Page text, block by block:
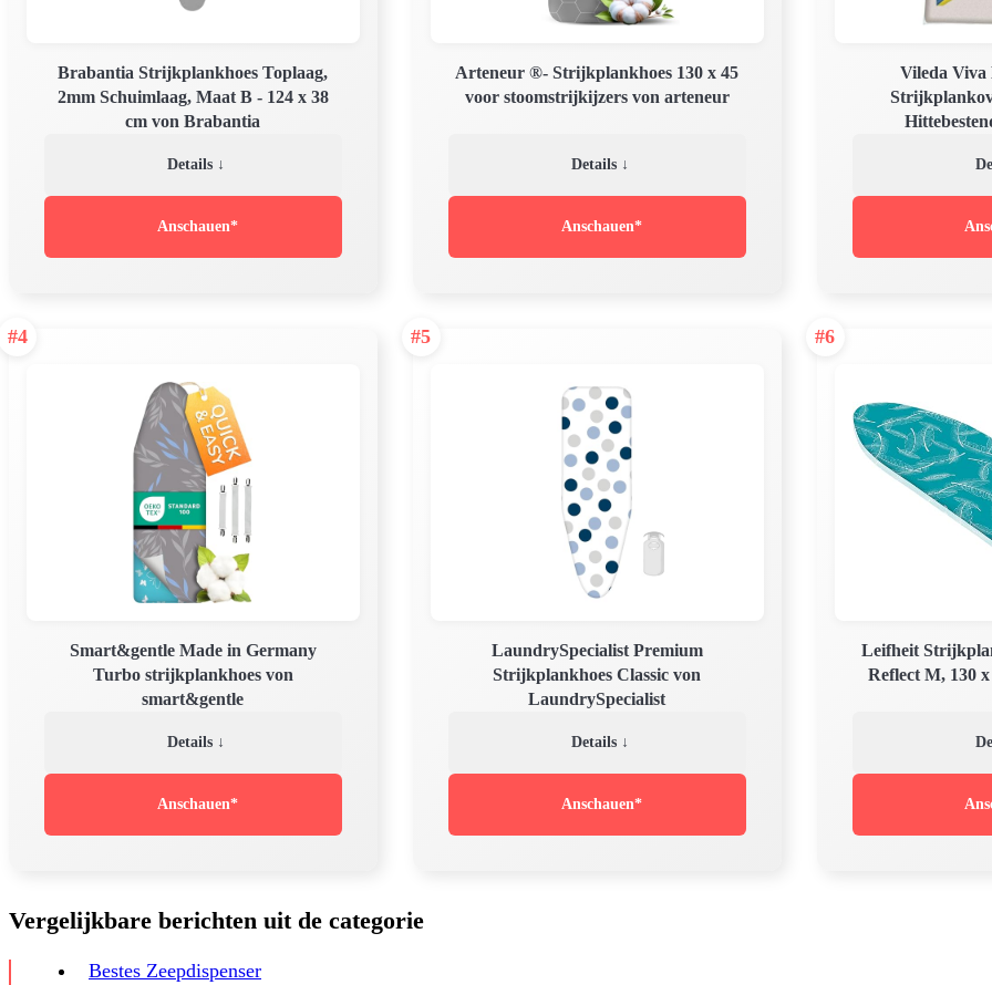
Brabantia Strijkplankhoes Toplaag,
2mm Schuimlaag, Maat B - 124 x 38
cm von Brabantia
Details ↓
Anschauen*
Arteneur ®- Strijkplankhoes 130 x 45
voor stoomstrijkijzers von arteneur
Details ↓
Anschauen*
Vileda Viva
#4
Smart&gentle Made in Germany
Turbo strijkplankhoes von
smart&gentle
Details ↓
Anschauen*
#5
LaundrySpecialist Premium
Strijkplankhoes Classic von
LaundrySpecialist
Details ↓
Anschauen*
#6
Leifheit
Reflect M, 130
Vergelijkbare berichten uit de categorie
Bestes Zeepdispenser